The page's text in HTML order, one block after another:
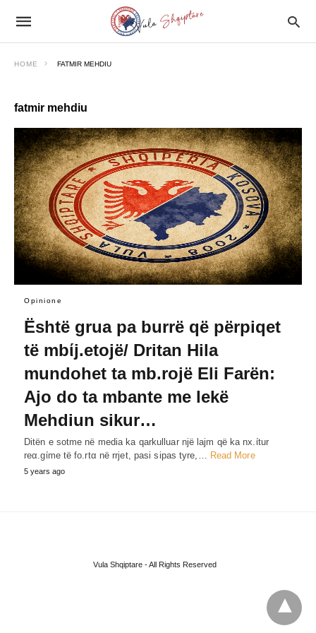
HOME FATMIR MEHDIU
fatmir mehdiu
Opinione
Është grua pa burrë që përpiqet
të mbίj.etojë/ Dritan Hila
mundohet ta mb.rojë Eli Farën:
Ajo do ta mbante me lekë
Mehdiun sikur…
Ditën e sotme në media ka qarkulluar një lajm që ka nx.ίtur
reα.gίme të fo.rtα në rrjet, pasi sipas tyre,… Read More
5 years ago
Vula Shqiptare - All Rights Reserved